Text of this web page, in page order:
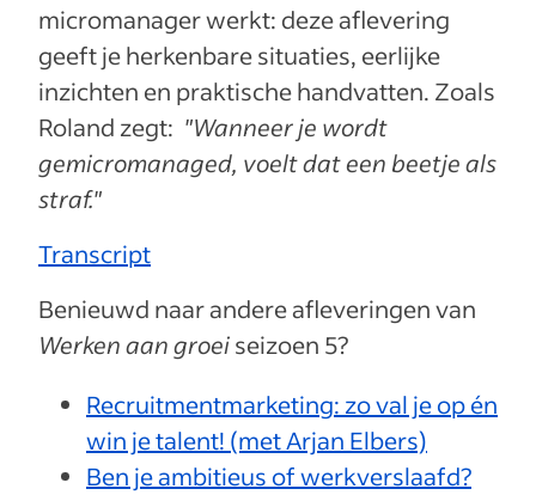
micromanager werkt: deze aflevering
geeft je herkenbare situaties, eerlijke
inzichten en praktische handvatten. Zoals
Roland zegt: "Wanneer je wordt
gemicromanaged, voelt dat een beetje als
straf."
Transcript
Benieuwd naar andere afleveringen van
Werken aan groeiseizoen 5?
Recruitmentmarketing: zo val je op én
win je talent! (met Arjan Elbers)
Ben je ambitieus of werkverslaafd?